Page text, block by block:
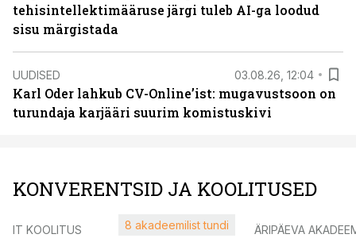
tehisintellektimääruse järgi tuleb AI-ga loodud
sisu märgistada
UUDISED 03.08.26, 12:04
Karl Oder lahkub CV-Online’ist: mugavustsoon on
turundaja karjääri suurim komistuskivi
KONVERENTSID JA KOOLITUSED
IT KOOLITUS 8 akadeemilist tundi ÄRIPÄEVA